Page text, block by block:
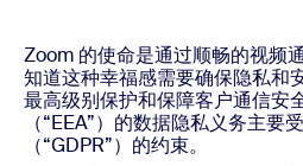
Zoom 的使命是通过顺畅的视频
知道这种幸福感需要确保隐私和
最高级别保护和保障客户通信安
（“EEA”）的数据隐私义务主要
（“GDPR”）的约束。